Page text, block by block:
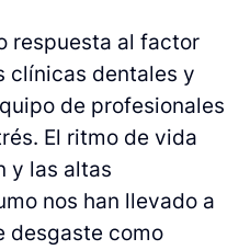
respuesta al factor
clínicas dentales y
de profesionales
El ritmo de vida
y las altas
nos han llevado a
desgaste como